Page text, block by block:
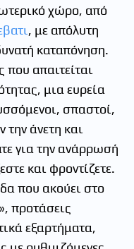
χώρο, από
, με απόλυτη
καταπόνηση.
που απαιτείται
μια ευρεία
σπαστοί,
άνετη και
για την ανάρρωσή
και φροντίζετε.
που ακούει στο
προτάσεις
εξαρτήματα,